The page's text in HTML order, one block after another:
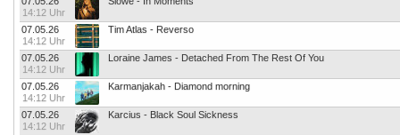
14:12 Uhr
07.05.26
14:12 Uhr
Tim Atlas - Reverso
07.05.26
14:12 Uhr
Loraine James - Detached From The Rest Of You
07.05.26
14:12 Uhr
Karmanjakah - Diamond morning
07.05.26
14:12 Uhr
Karcius - Black Soul Sickness